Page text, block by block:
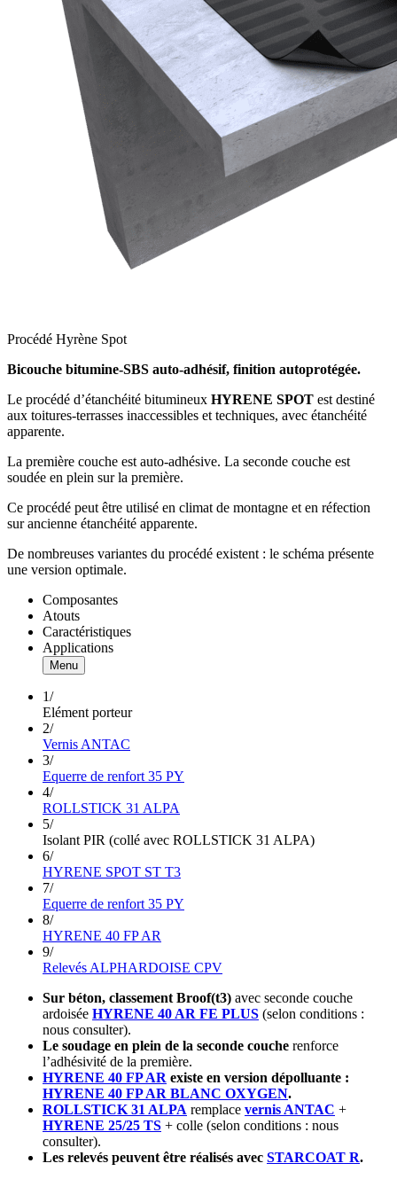
Procédé Hyrène Spot
Bicouche bitumine-SBS auto-adhésif, finition autoprotégée.
Le procédé d’étanchéité bitumineux HYRENE SPOT est destiné
aux toitures-terrasses inaccessibles et techniques, avec étanchéité
apparente.
La première couche est auto-adhésive. La seconde couche est
soudée en plein sur la première.
Ce procédé peut être utilisé en climat de montagne et en réfection
sur ancienne étanchéité apparente.
De nombreuses variantes du procédé existent : le schéma présente
une version optimale.
Composantes
Atouts
Caractéristiques
Applications
Menu
1/
Elément porteur
2/
Vernis ANTAC
3/
Equerre de renfort 35 PY
4/
ROLLSTICK 31 ALPA
5/
Isolant PIR (collé avec ROLLSTICK 31 ALPA)
6/
HYRENE SPOT ST T3
7/
Equerre de renfort 35 PY
8/
HYRENE 40 FP AR
9/
Relevés ALPHARDOISE CPV
Sur béton, classement Broof(t3) avec seconde couche
ardoisée HYRENE 40 AR FE PLUS (selon conditions :
nous consulter).
Le soudage en plein de la seconde couche renforce
l’adhésivité de la première.
HYRENE 40 FP AR existe en version dépolluante :
HYRENE 40 FP AR BLANC OXYGEN.
ROLLSTICK 31 ALPA remplace vernis ANTAC +
HYRENE 25/25 TS + colle (selon conditions : nous
consulter).
Les relevés peuvent être réalisés avec STARCOAT R.